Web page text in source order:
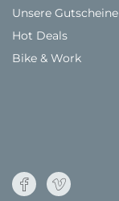
Unsere Gutscheine
Hot Deals
Bike & Work